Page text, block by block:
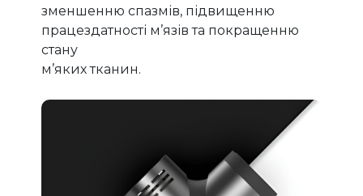
зменшенню спазмів, підвищенню
працездатності м’язів та покращенню
стану
м’яких тканин.